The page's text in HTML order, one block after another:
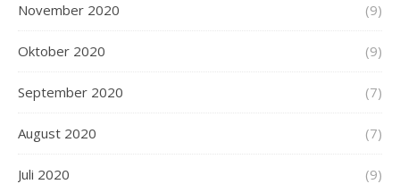
November 2020 (9)
Oktober 2020 (9)
September 2020 (7)
August 2020 (7)
Juli 2020 (9)